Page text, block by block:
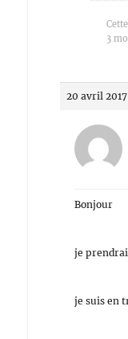
3
20 avril
Bonjour
je
je suis en